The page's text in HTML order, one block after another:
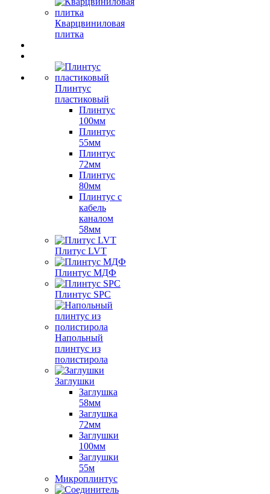
Кварцвиниловая
плитка
Плинтус
пластиковый
Плинтус
100мм
Плинтус
55мм
Плинтус
72мм
Плинтус
80мм
Плинтус с
кабель
каналом
58мм
Плитус LVT
Плинтус МДФ
Плинтус SPC
Напольный
плинтус из
полистирола
Заглушки
Заглушка
58мм
Заглушка
72мм
Заглушки
100мм
Заглушки
55м
Микроплинтус